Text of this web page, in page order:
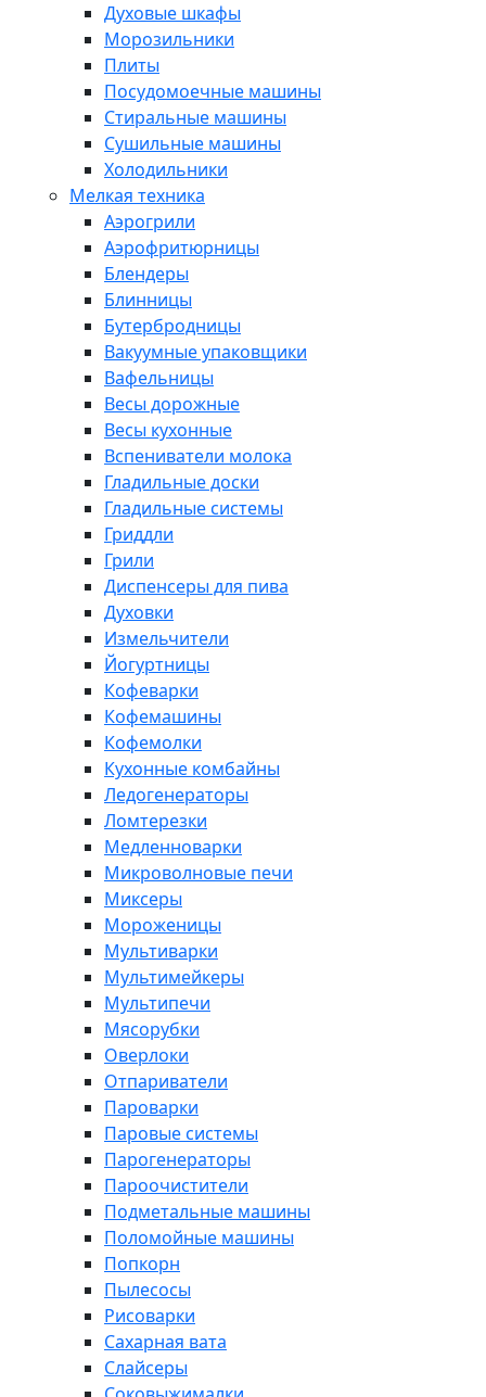
Духовые шкафы
Морозильники
Плиты
Посудомоечные машины
Стиральные машины
Сушильные машины
Холодильники
Мелкая техника
Аэрогрили
Аэрофритюрницы
Блендеры
Блинницы
Бутербродницы
Вакуумные упаковщики
Вафельницы
Весы дорожные
Весы кухонные
Вспениватели молока
Гладильные доски
Гладильные системы
Гриддли
Грили
Диспенсеры для пива
Духовки
Измельчители
Йогуртницы
Кофеварки
Кофемашины
Кофемолки
Кухонные комбайны
Ледогенераторы
Ломтерезки
Медленноварки
Микроволновые печи
Миксеры
Мороженицы
Мультиварки
Мультимейкеры
Мультипечи
Мясорубки
Оверлоки
Отпариватели
Пароварки
Паровые системы
Парогенераторы
Пароочистители
Подметальные машины
Поломойные машины
Попкорн
Пылесосы
Рисоварки
Сахарная вата
Слайсеры